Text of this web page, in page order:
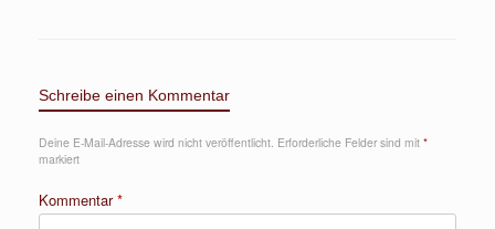
Schreibe einen Kommentar
Deine E-Mail-Adresse wird nicht veröffentlicht. Erforderliche Felder sind mit *
markiert
Kommentar*